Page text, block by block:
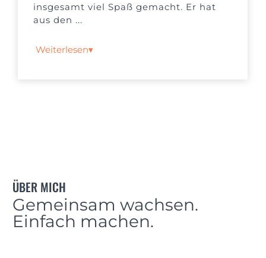
insgesamt viel Spaß gemacht. Er hat
aus den ...
Weiterlesen▾
ÜBER MICH
Gemeinsam wachsen.
Einfach machen.